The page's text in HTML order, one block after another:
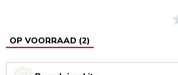
OP VOORRAAD (2)